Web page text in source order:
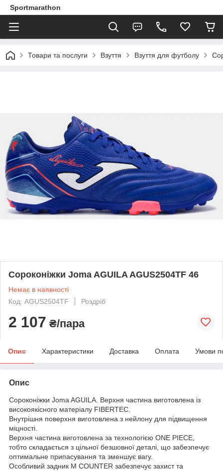
Sportmarathon
Товари та послуги Взуття Взуття для футболу
Сороконіжки Joma AGUILA AGUS2504TF 46
Немає в наявності
Код: AGUS2504TF
Роздріб
2 107 ₴/пара
Опис Характеристики Доставка Оплата Умови
Опис
Сороконіжки Joma AGUILA. Верхня частина виготовлена із
високоякісного матеріалу FIBERTEC.
Внутрішня поверхня виготовлена з нейлону для підвищення
міцності.
Верхня частина виготовлена за технологією ONE PIECE,
тобто складається з цільної безшовної деталі, що забезпечує
оптимальне припасування та зменшує вагу.
Особливий задник M COUNTER забезпечує захист та